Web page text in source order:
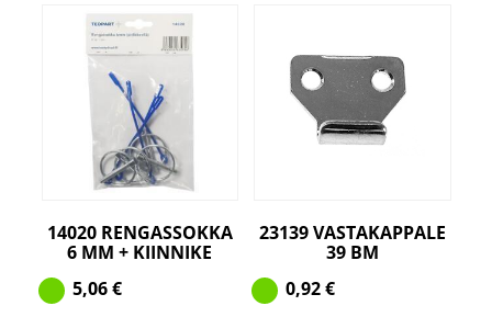
14020 RENGASSOKKA
6 MM + KIINNIKE
5,06€
23139 VASTAKAPPALE
39 BM
0,92€